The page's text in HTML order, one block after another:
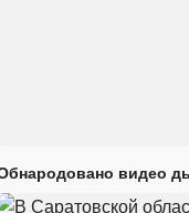
видео